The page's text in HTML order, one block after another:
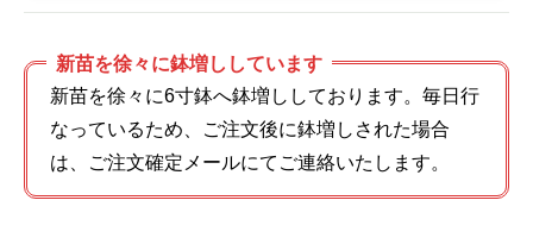
新苗を徐々に鉢増ししています
新苗を徐々に6寸鉢へ鉢増ししております。毎日行
なっているため、ご注文後に鉢増しされた場合
は、ご注文確定メールにてご連絡いたします。